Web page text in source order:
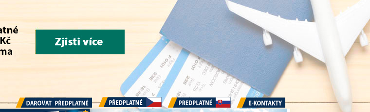
Darovat předplatné Předplatné Předplatné E-kontakty